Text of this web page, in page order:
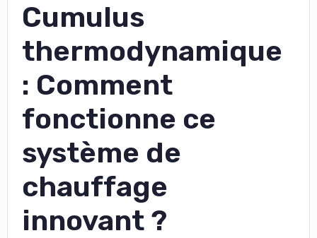
Cumulus
thermodynamique
: Comment
fonctionne ce
système de
chauffage
innovant ?